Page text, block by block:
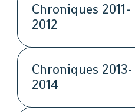
Chroniques 2011-
2012
Chroniques 2013-
2014